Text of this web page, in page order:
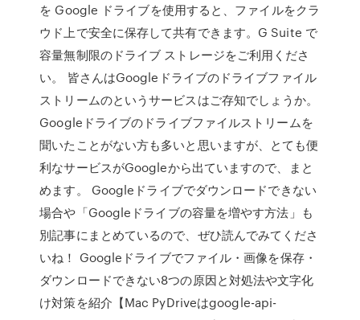
を Google ドライブを使用すると、ファイルをクラ
ウド上で安全に保存して共有できます。G Suite で
容量無制限のドライブ ストレージをご利用くださ
い。 皆さんはGoogleドライブのドライブファイル
ストリームのというサービスはご存知でしょうか。
Googleドライブのドライブファイルストリームを
聞いたことがない方も多いと思いますが、とても便
利なサービスがGoogleから出ていますので、まと
めます。 Googleドライブでダウンロードできない
場合や「Googleドライブの容量を増やす方法」も
別記事にまとめているので、ぜひ読んでみてくださ
いね！ Googleドライブでファイル・画像を保存・
ダウンロードできない8つの原因と対処法や文字化
け対策を紹介【Mac PyDriveはgoogle-api-